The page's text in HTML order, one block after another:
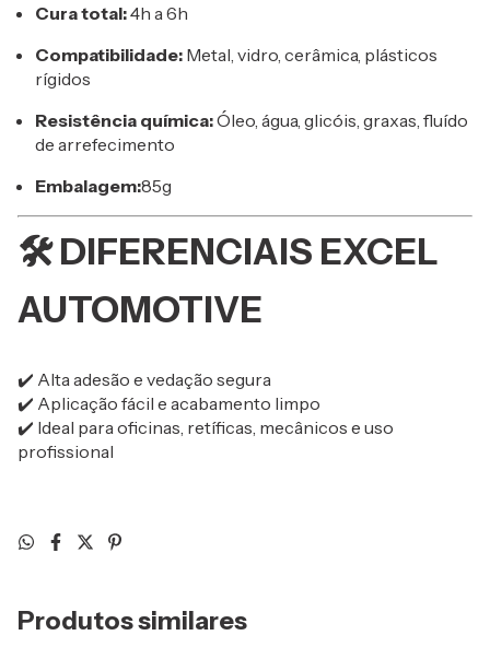
Cura total:4h a 6h
Compatibilidade: Metal, vidro, cerâmica, plásticos
rígidos
Resistência química:Óleo, água, glicóis, graxas, fluído
de arrefecimento
Embalagem:85g
🛠️ DIFERENCIAIS EXCEL
AUTOMOTIVE
✔️ Alta adesão e vedação segura
✔️ Aplicação fácil e acabamento limpo
✔️ Ideal para oficinas, retíficas, mecânicos e uso
profissional
Produtos similares